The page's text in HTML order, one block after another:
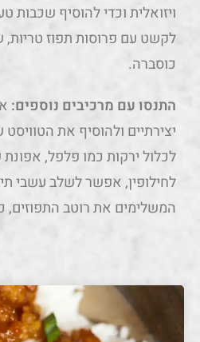
ויזואלית וכדי להוסיף
לקשט עם פרוסות תפוז טריות,
כוסברה.
התנסו עם מרכיבים נוספים:
יצירתיים ולהוסיף את
לכלול ירקות כמו פלפל, אפונת
לחילופין, אפשר לשלב עשבי
המשלימים את רוטב התפוזים,